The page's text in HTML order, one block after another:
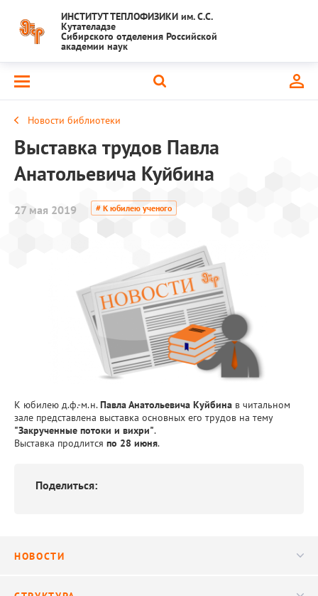
ИНСТИТУТ ТЕПЛОФИЗИКИ им. С.С.
Кутателадзе
Сибирского отделения Российской
академии наук
Новости библиотеки
Выставка трудов Павла
Анатольевича Куйбина
27 мая 2019 # К юбилею ученого
К юбилею д.ф.-м.н.Павла Анатольевича Куйбина в читальном
зале представлена выставка основных его трудов на тему
"Закрученные потоки и вихри".
Выставка продлится по 28 июня.
Поделиться:
НОВОСТИ